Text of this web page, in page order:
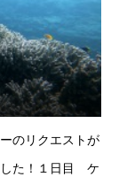
のリクエストが
した！１日目 ケ